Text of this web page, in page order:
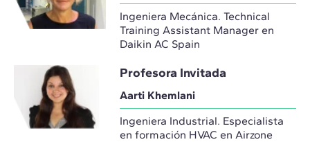
Ingeniera Mecánica. Technical
Training Assistant Manager en
Daikin AC Spain
Profesora Invitada
Aarti Khemlani
Ingeniera Industrial. Especialista
en formación HVAC en Airzone